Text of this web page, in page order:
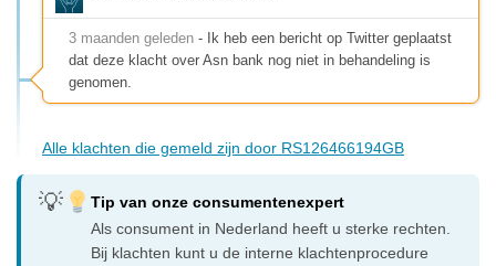
3 maanden geleden - Ik heb een bericht op Twitter geplaatst
dat deze klacht over Asn bank nog niet in behandeling is
genomen.
Alle klachten die gemeld zijn door RS126466194GB
Tip van onze consumentenexpert
Als consument in Nederland heeft u sterke rechten.
Bij klachten kunt u de interne klachtenprocedure